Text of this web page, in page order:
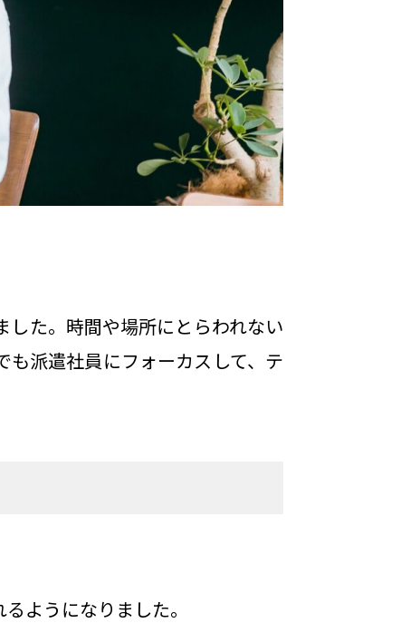
た。時間や場所にとらわれない
派遣社員にフォーカスして、テ
ようになりました。